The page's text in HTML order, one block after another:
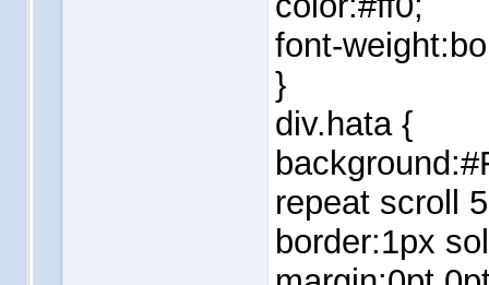
font-
}
div.hata {
repeat scroll
border:1px